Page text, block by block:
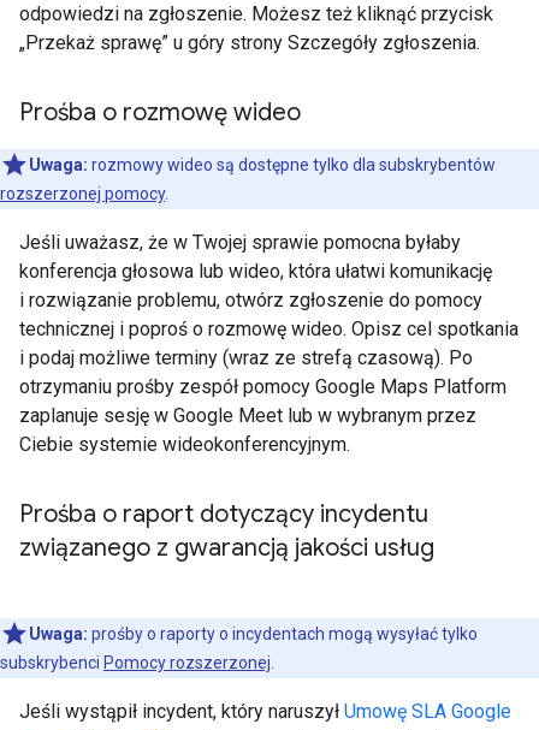
odpowiedzi na zgłoszenie. Możesz też kliknąć przycisk
„Przekaż sprawę” u góry strony Szczegóły zgłoszenia.
Prośba o rozmowę wideo
Uwaga: rozmowy wideo są dostępne tylko dla subskrybentów
rozszerzonej pomocy.
Jeśli uważasz, że w Twojej sprawie pomocna byłaby
konferencja głosowa lub wideo, która ułatwi komunikację
i rozwiązanie problemu, otwórz zgłoszenie do pomocy
technicznej i poproś o rozmowę wideo. Opisz cel spotkania
i podaj możliwe terminy (wraz ze strefą czasową). Po
otrzymaniu prośby zespół pomocy Google Maps Platform
zaplanuje sesję w Google Meet lub w wybranym przez
Ciebie systemie wideokonferencyjnym.
Prośba o raport dotyczący incydentu
związanego z gwarancją jakości usług
Uwaga: prośby o raporty o incydentach mogą wysyłać tylko
subskrybenci Pomocy rozszerzonej
Jeśli wystąpił incydent, który naruszył Umowę SLA Google